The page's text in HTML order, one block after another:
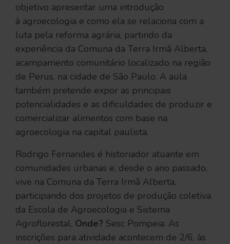
objetivo apresentar uma introdução
à agroecologia e como ela se relaciona com a
luta pela reforma agrária, partindo da
experiência da Comuna da Terra Irmã Alberta,
acampamento comunitário localizado na região
de Perus, na cidade de São Paulo. A aula
também pretende expor as principais
potencialidades e as dificuldades de produzir e
comercializar alimentos com base na
agroecologia na capital paulista.
Rodrigo Fernandes é historiador atuante em
comunidades urbanas e, desde o ano passado,
vive na Comuna da Terra Irmã Alberta,
participando dos projetos de produção coletiva
da Escola de Agroecologia e Sistema
Agroflorestal. Onde? Sesc Pompeia. As
inscrições para atividade acontecem de 2/6, às